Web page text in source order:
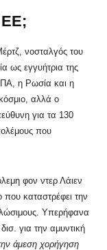
ΕΕ;
νοσταλγός του
ως εγγυήτρια της
η Ρωσία και η
αλλά ο
για τα 130
που
φον ντερ Λάιεν
καταστρέφει την
Υπερήφανα
για την αμυντική
άμεση χορήγηση